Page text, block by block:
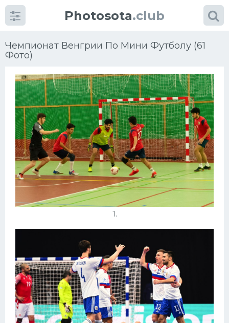
Photosota.club
Чемпионат Венгрии По Мини Футболу (61
Фото)
1.
КатегорииФото
Много картинок...
Футбол
Велогонки
Конькобежный спорт
Тренажеры
Интерьеры квартир